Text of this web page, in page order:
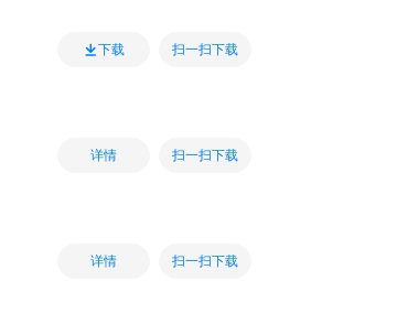
下载 扫一扫下载
详情 扫一扫下载
详情 扫一扫下载